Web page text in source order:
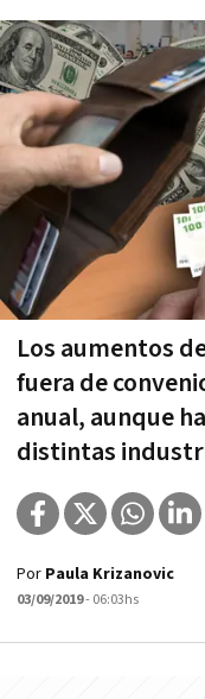
Los aumentos
fuera de
anual, aunque
distintas
Por Paula Krizanovic
03/09/2019- 06:03hs